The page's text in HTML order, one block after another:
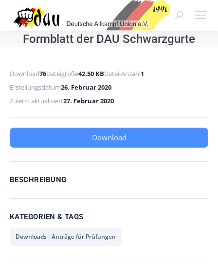
Search:
Formblatt der DAU Schwarzgurte
Download76Dateigröße42.50 KBDatei-Anzahl1
Erstellungsdatum26. Februar 2020
Zuletzt aktualisiert27. Februar 2020
Download
BESCHREIBUNG
KATEGORIEN & TAGS
Downloads - Anträge für Prüfungen